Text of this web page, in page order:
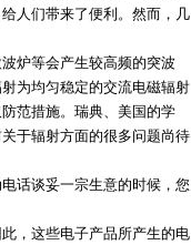
人们带来了便利。然而，几
炉等会产生较高频的突波
为均匀稳定的交流电磁辐射
范措施。瑞典、美国的学
于辐射方面的很多问题尚待
话谈妥一宗生意的时候，您
，这些电子产品所产生的电